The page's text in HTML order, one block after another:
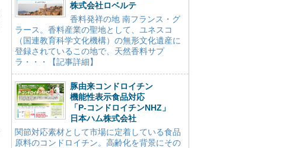
株式会社ロベルテ
香料発祥の地 南フランス・グ
ラース。香料産業の聖地として、ユネスコ
（国連教育科学文化機構）の無形文化遺産に
登録されているこの地で、天然香料サプ
ラ・・・【記事詳細】
豚由来コンドロイチン
機能性表示食品対応
「P-コンドロイチンNHZ」
日本ハム株式会社
関節対応素材として市場に定着している食品
原料のコンドロイチン。高齢化を背景にその